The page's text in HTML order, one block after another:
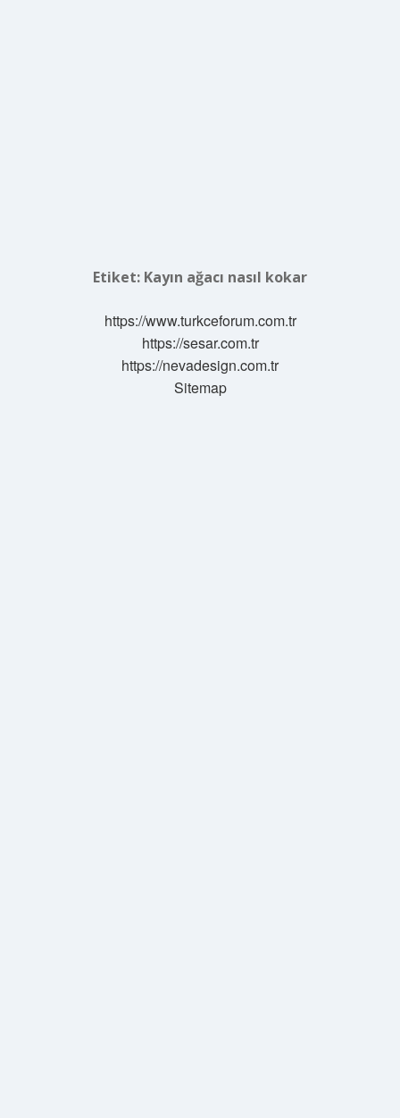
Etiket: Kayın ağacı nasıl kokar
https://www.turkceforum.com.tr
https://sesar.com.tr
https://nevadesign.com.tr
Sitemap